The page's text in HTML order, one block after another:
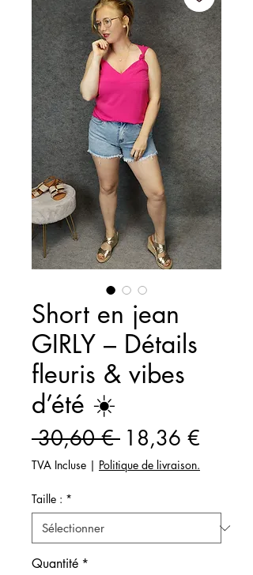
Short en jean
GIRLY – Détails
fleuris & vibes
d’été ☀️
30,60 € Prix
original
18,36 €
TVA Incluse | Politique de livraison.
Taille : *
Quantité *